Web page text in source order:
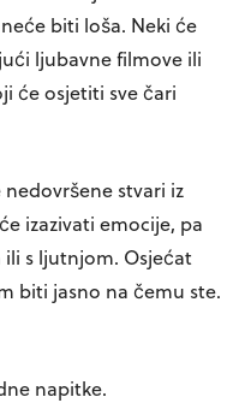
biti loša. Neki će
ljubavne filmove ili
će osjetiti sve čari
nedovršene stvari iz
izazivati emocije, pa
s ljutnjom. Osjećat
biti jasno na čemu ste.
napitke.